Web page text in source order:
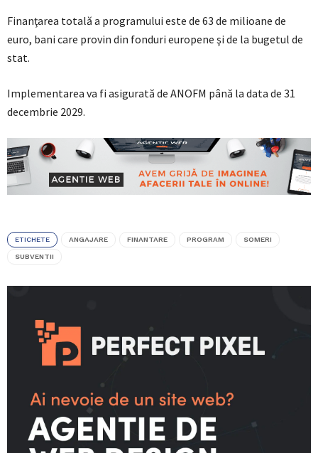
Finanţarea totală a programului este de 63 de milioane de
euro, bani care provin din fonduri europene şi de la bugetul de
stat.
Implementarea va fi asigurată de ANOFM până la data de 31
decembrie 2029.
ETICHETE ANGAJARE FINANTARE PROGRAM SOMERI
SUBVENTII